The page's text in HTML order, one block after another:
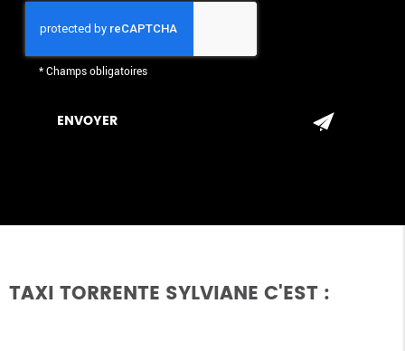
*Champs obligatoires
TAXI TORRENTE SYLVIANE C'EST :